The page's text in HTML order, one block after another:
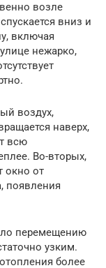
возле
вниз и
включая
нежарко,
воздух,
наверх,
всю
Во-вторых,
окно от
появления
перемещению
узким.
более